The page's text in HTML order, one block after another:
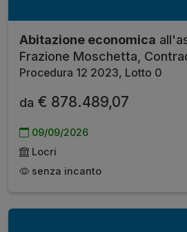
Abitazione economica
Frazione Moschetta,
Procedura 12 2023, Lotto 0
da € 878.489,07
09/09/2026
Locri
senza incanto